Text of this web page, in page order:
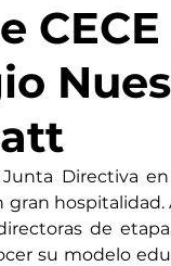
Directiva
hospitalidad.
de
su modelo